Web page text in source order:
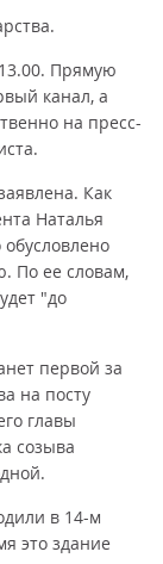
Прямую
канал, а
на пресс-
Как
Наталья
По ее словам,
"до
первой за
на посту
главы
созыва
в 14-м
это здание